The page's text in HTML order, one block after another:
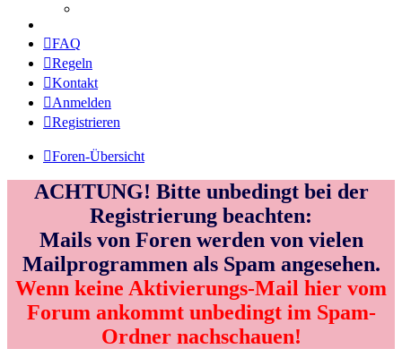
FAQ
Regeln
Kontakt
Anmelden
Registrieren
Foren-Übersicht
ACHTUNG! Bitte unbedingt bei der
Registrierung beachten:
Mails von Foren werden von vielen
Mailprogrammen als Spam angesehen.
Wenn keine Aktivierungs-Mail hier vom
Forum ankommt unbedingt im Spam-
Ordner nachschauen!